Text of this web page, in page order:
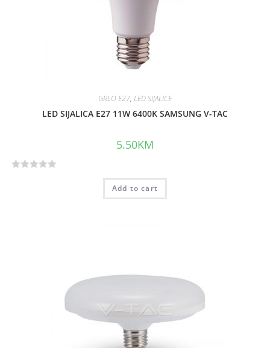
GRLO E27, LED SIJALICE
LED SIJALICA E27 11W 6400K SAMSUNG V-TAC
5.50KM
Add to cart